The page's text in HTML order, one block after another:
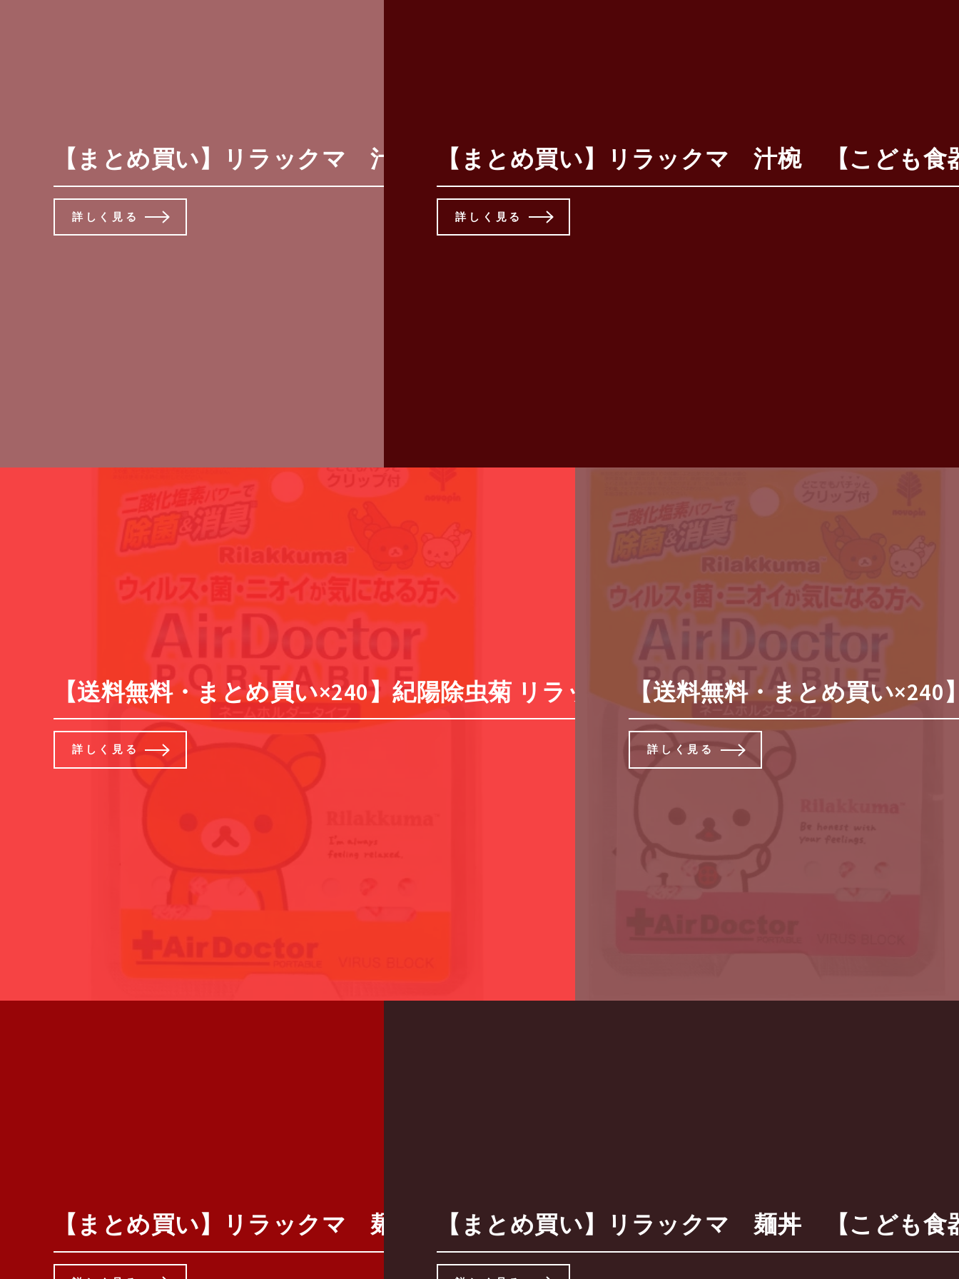
【まとめ買い】リラックマ 汁椀 【こども食器】 【300点】asahikoyo
詳しく見る
【まとめ買い】リラックマ 汁椀 【こども食
詳しく見る
【送料無料・まとめ買い×240】紀陽除虫菊 リラックマ 携帯用エアドクター 消臭
詳しく見る
【送料無料・まとめ買い
詳しく見る
【まとめ買い】リラックマ 麺丼 【こども食器】 【160点】asahikoyo
【まとめ買い】リラックマ 麺丼 【こども食